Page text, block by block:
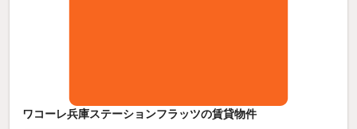
ワコーレ兵庫ステーションフラッツの賃貸物件